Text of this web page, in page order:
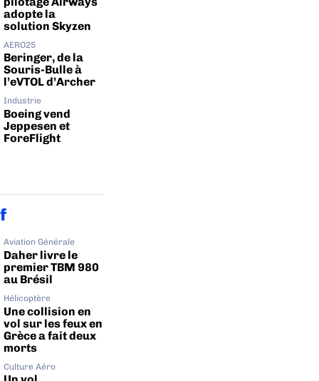
adopte la
solution Skyzen
AERO25
Beringer, de la
Souris-Bulle à
l’eVTOL d’Archer
Industrie
Boeing vend
Jeppesen et
ForeFlight
Aviation Générale
Daher livre le
premier TBM 980
au Brésil
Hélicoptère
Une collision en
vol sur les feux en
Grèce a fait deux
morts
Culture Aéro